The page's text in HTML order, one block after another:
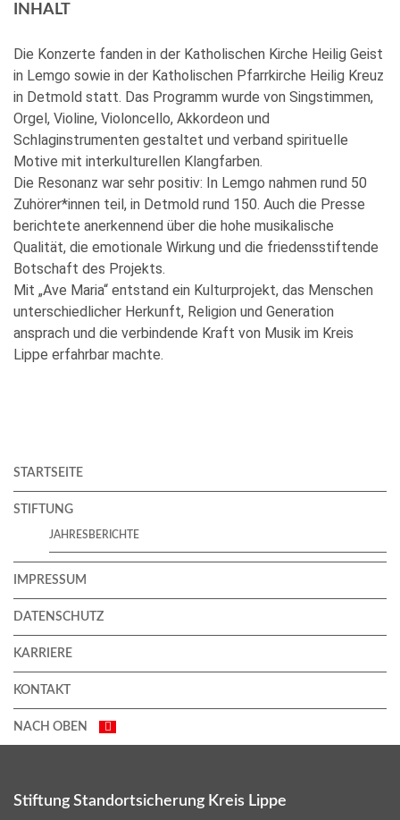
INHALT
Die Konzerte fanden in der Katholischen Kirche Heilig Geist
in Lemgo sowie in der Katholischen Pfarrkirche Heilig Kreuz
in Detmold statt. Das Programm wurde von Singstimmen,
Orgel, Violine, Violoncello, Akkordeon und
Schlaginstrumenten gestaltet und verband spirituelle
Motive mit interkulturellen Klangfarben.
Die Resonanz war sehr positiv: In Lemgo nahmen rund 50
Zuhörer*innen teil, in Detmold rund 150. Auch die Presse
berichtete anerkennend über die hohe musikalische
Qualität, die emotionale Wirkung und die friedensstiftende
Botschaft des Projekts.
Mit „Ave Maria“ entstand ein Kulturprojekt, das Menschen
unterschiedlicher Herkunft, Religion und Generation
ansprach und die verbindende Kraft von Musik im Kreis
Lippe erfahrbar machte.
STARTSEITE
STIFTUNG
JAHRESBERICHTE
IMPRESSUM
DATENSCHUTZ
KARRIERE
KONTAKT
NACH OBEN
Stiftung Standortsicherung Kreis Lippe